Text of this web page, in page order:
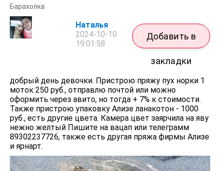
Барахолка
Наталья
2024-10-10
19:01:58
Добавить в
закладки
добрый день девочки. Пристрою пряжу пух норки 1
моток 250 руб., отправлю почтой или можно
оформить через авито, но тогда + 7% к стоимости.
Также пристрою упаковку Ализе ланакотон - 1000
руб., есть другие цвета. Камера цвет заярчила на яву
нежно желтый Пишите на вацап или телеграмм
89302237726, также есть другая пряжа фирмы Ализе
и ярнарт.